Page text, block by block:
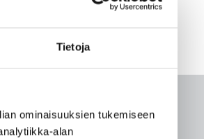
Tietoja
ominaisuuksien tukemiseen
alan